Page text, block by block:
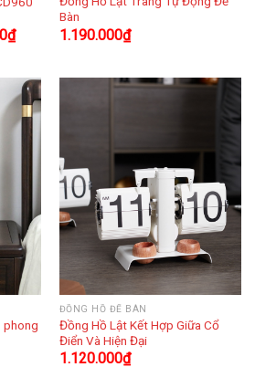
₫
Bàn
1.190.000₫
phong
ĐỒNG HỒ ĐỂ BÀN
Đồng Hồ Lật Kết Hợp Giữa Cổ
Điển Và Hiện Đại
1.120.000₫